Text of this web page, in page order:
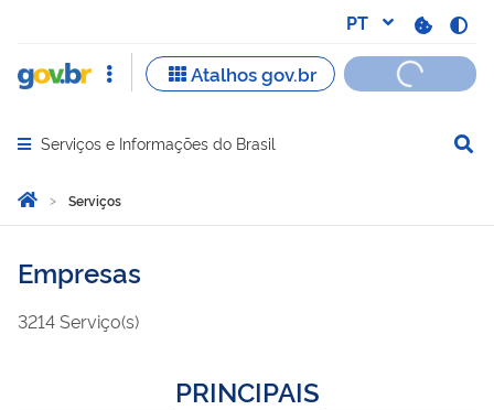
Abrir menu principal de navegação
Serviços e Informações do Brasil
Você está aqui:
Página Inicial
Serviços
Empresas
3214Serviço(s)
PRINCIPAIS